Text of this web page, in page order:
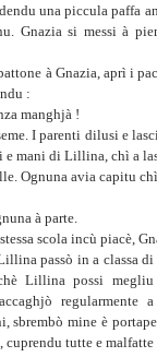
una piccula paffa
Gnazia si messi à
à Gnazia, aprì i
:
manghjà !
I parenti dilusi e
e mani di Lillina, chì a
Ognuna avia capitu
à parte.
scola incù piacè,
passò in a classa
Lillina possi megliu
regularmente
sbrembò mine è
tutte e malfatte